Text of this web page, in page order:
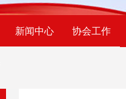
新闻中心 协会工作